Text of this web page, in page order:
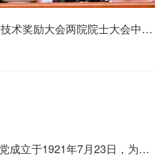
习近平出席国家科学技术奖励大会两院院士大会中国科协第十一次全国代表大会并发表重要讲话
党史百问 | 中国共产党成立于1921年7月23日，为什么7月1日是党的诞生纪念日？